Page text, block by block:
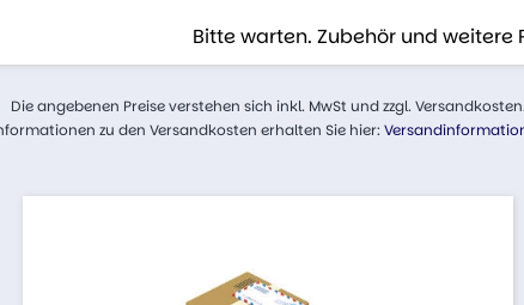
Bitte warten. Zubehör und
Die angebenen Preise verstehen sich inkl. MwSt und zzgl. Versandkosten.
zu den Versandkosten erhalten Sie hier: